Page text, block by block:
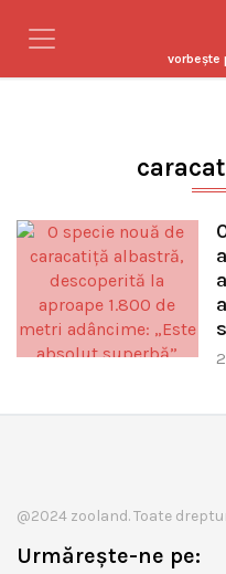
vorbeşte
@2024 zooland. Toate
Urmărește-ne pe: